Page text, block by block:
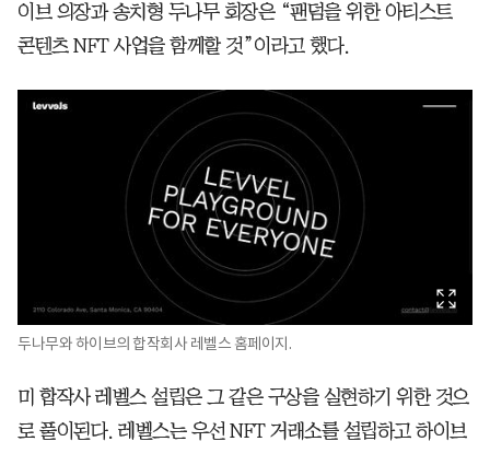
이브 의장과 송치형 두나무 회장은 “팬덤을 위한 아티스트
콘텐츠 NFT 사업을 함께할 것”이라고 했다.
두나무와 하이브의 합작회사 레벨스 홈페이지.
미 합작사 레벨스 설립은 그 같은 구상을 실현하기 위한 것으
로 풀이된다. 레벨스는 우선 NFT 거래소를 설립하고 하이브